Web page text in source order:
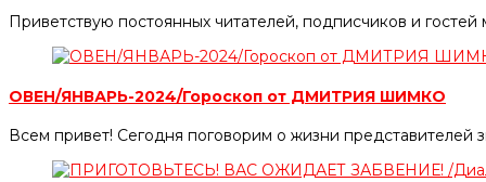
Приветствую постоянных читателей, подписчиков и
ОВЕН/ЯНВАРЬ-2024/Гороскоп от ДМИТРИЯ ШИМКО
Всем привет! Сегодня поговорим о жизни представителей